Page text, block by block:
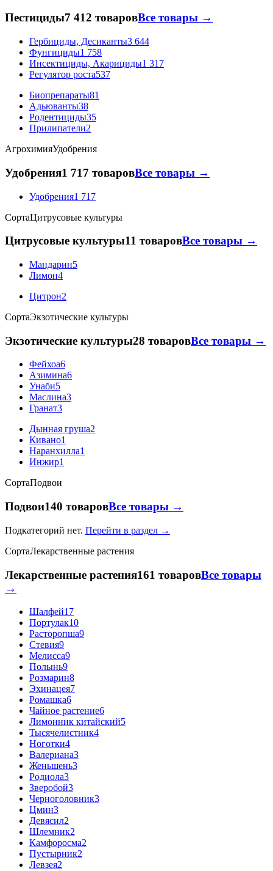
Пестициды7 412 товаровВсе товары →
Гербициды, Десиканты3 644
Фунгициды1 758
Инсектициды, Акарициды1 317
Регулятор роста537
Биопрепараты81
Адьюванты38
Родентициды35
Прилипатели2
АгрохимияУдобрения
Удобрения1 717 товаровВсе товары →
Удобрения1 717
СортаЦитрусовые культуры
Цитрусовые культуры11 товаровВсе товары →
Мандарин5
Лимон4
Цитрон2
СортаЭкзотические культуры
Экзотические культуры28 товаровВсе товары →
Фейхоа6
Азимина6
Унаби5
Маслина3
Гранат3
Дынная груша2
Кивано1
Наранхилла1
Инжир1
СортаПодвои
Подвои140 товаровВсе товары →
Подкатегорий нет. Перейти в раздел →
СортаЛекарственные растения
Лекарственные растения161 товаровВсе товары
→
Шалфей17
Портулак10
Расторопша9
Стевия9
Мелисса9
Полынь9
Розмарин8
Эхинацея7
Ромашка6
Чайное растение6
Лимонник китайский5
Тысячелистник4
Ноготки4
Валериана3
Женьшень3
Родиола3
Зверобой3
Черноголовник3
Цмин3
Девясил2
Шлемник2
Камфоросма2
Пустырник2
Левзея2